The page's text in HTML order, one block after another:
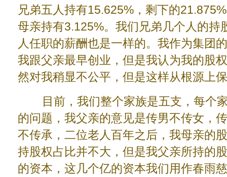
兄弟五人持有15.625%，剩下的
母亲持有3.125%。我们兄弟几个人的持
人任职的薪酬也是一样的。我作为集团
我跟父亲最早创业，但是我认为我的股
然对我稍显不公平，但是这样从根源上
目前，我们整个家族是五支，每个家
的问题，我父亲的意见是传男不传女，
不传承，二位老人百年之后，我母亲的
持股权占比并不大，但是我父亲所持的
的资本，这几个亿的资本我们用作春雨